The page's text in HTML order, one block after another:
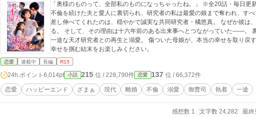
「奥様のものって、全部私のものになっちゃったね。」 ※全20話・毎日更新（執筆済み・完結保証） 五年以上も
不倫を続けた夫と愛人に裏切られ、研究者の私は最愛の娘まで奪われ、すべてを失った。 どん底
差し伸べてくれたのは、穏やかで誠実な共同研究者・橘悠真。 なぜか彼は、いつも私だけを優しく気にかけてくれ
る。 そして、その理由は十六年前のある出来事へとつながっていた――。 裏切った元夫たちへのスカッとざまぁ。
一途な天才研究者との再生と溺愛。 傷ついた母娘が、本当の幸せを取り戻す物語。 ※ハッピーエンド保証。母娘が
幸せを掴む結末をお楽しみください。
恋愛 連載中 長編 R15
24h.ポイント 6,014pt 小説 215 位 / 228,790件 恋愛 137 位 / 66,372件
恋愛 ハッピーエンド ざまぁ 現代 離婚 不倫 溺愛 御曹司 執着 一途
感想数 1 文字数 24,282 最終